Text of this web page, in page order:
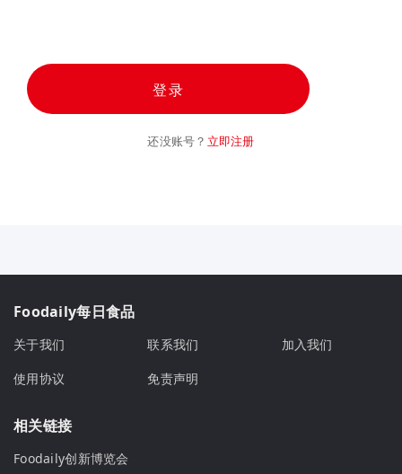
登录
还没账号？ 立即注册
Foodaily每日食品
关于我们 联系我们
加入我们
使用协议
免责声明
相关链接
Foodaily创新博览会